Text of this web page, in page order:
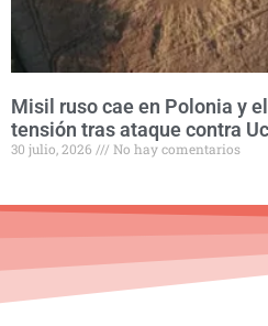
Misil ruso cae en Polonia y
tensión tras ataque contra
30 julio, 2026 No hay comentarios